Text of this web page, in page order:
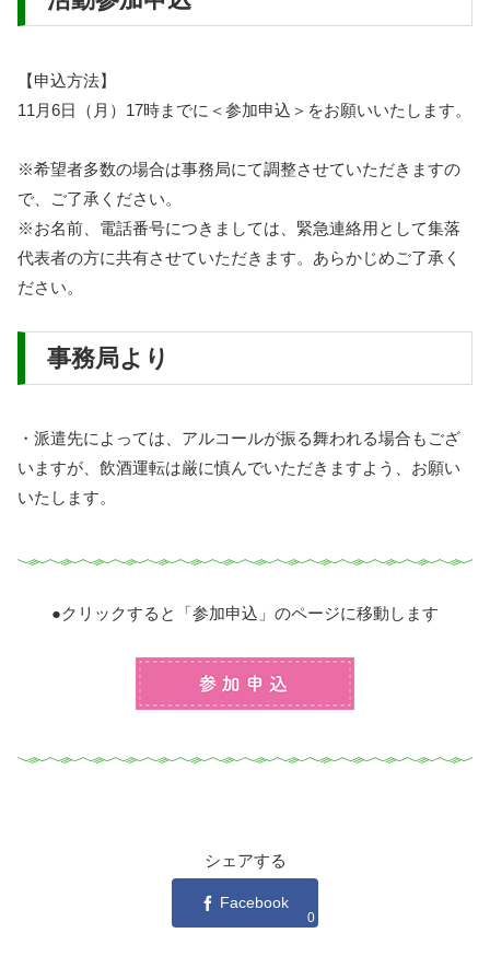
【申込方法】
11月6日（月）17時までに＜参加申込＞をお願いいたします。
※希望者多数の場合は事務局にて調整させていただきますの
で、ご了承ください。
※お名前、電話番号につきましては、緊急連絡用として集落
代表者の方に共有させていただきます。あらかじめご了承く
ださい。
事務局より
・派遣先によっては、アルコールが振る舞われる場合もござ
いますが、飲酒運転は厳に慎んでいただきますよう、お願い
いたします。
●クリックすると「参加申込」のページに移動します
シェアする
Facebook
0